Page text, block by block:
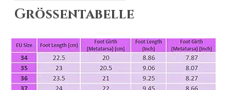
Größentabelle